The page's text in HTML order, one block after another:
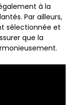
à la
Par ailleurs,
sélectionnée et
que la